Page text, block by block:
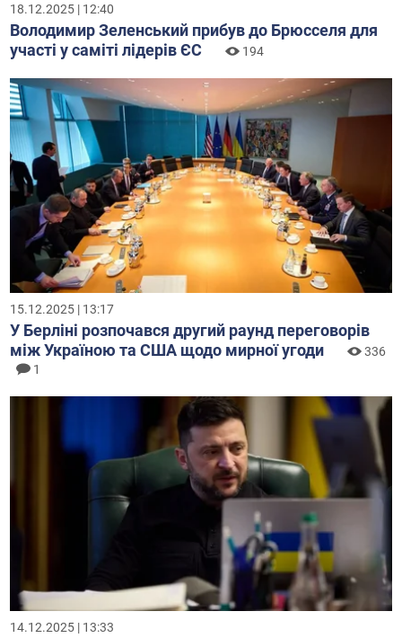
18.12.2025 | 12:40
Володимир Зеленський прибув до Брюсселя для
участі у саміті лідерів ЄС
194
15.12.2025 | 13:17
У Берліні розпочався другий раунд переговорів
між Україною та США щодо мирної угоди
336
1
14.12.2025 | 13:33